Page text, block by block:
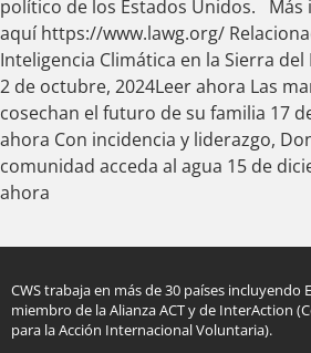
político de los Estados Unidos. Más
aquí https://www.lawg.org/
Inteligencia Climática en la Sierra
2 de octubre, 2024Leer ahora Las
cosechan el futuro de su familia 17
ahora Con incidencia y liderazgo,
comunidad acceda al agua 15 de
ahora
CWS trabaja en más de 30 países incluyendo
miembro de la Alianza ACT y de InterAction
para la Acción Internacional Voluntaria).